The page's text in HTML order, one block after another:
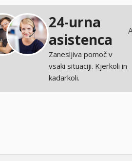
24-urna
asistenca
Zanesljiva pomoč v
vsaki situaciji. Kjerkoli in
kadarkoli.